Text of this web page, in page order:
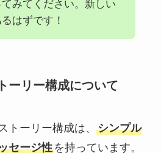
みてください。新しい
はずです！
ーリー構成について
トーリー構成は、 シンプル
セージ性を持っています。